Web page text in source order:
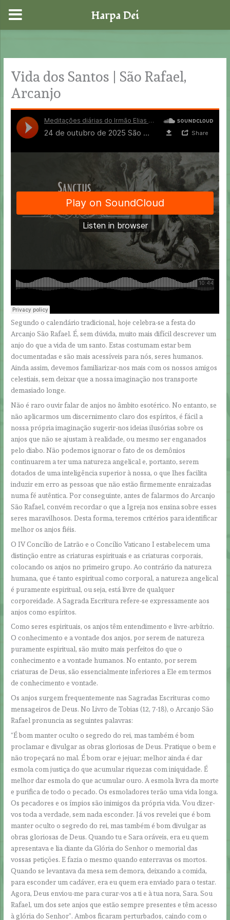
content
Vida dos Santos | São Rafael,
Arcanjo
Segundo o calendário tradicional, hoje celebra-se a festa do
Arcanjo São Rafael. É, sem dúvida, muito mais difícil descrever um
anjo do que a vida de um santo. Estas costumam estar bem
documentadas e são mais acessíveis para nós, seres humanos.
Ainda assim, devemos familiarizar-nos mais com os nossos amigos
celestiais, sem deixar que a nossa imaginação nos transporte
demasiado longe.
Não é raro ouvir falar de anjos no âmbito esotérico. No entanto, se
não aplicarmos um discernimento claro dos espíritos, é fácil a
nossa própria imaginação sugerir-nos ideias ilusórias sobre os
anjos que não se ajustam à realidade, ou mesmo ser enganados
pelo diabo. Não podemos ignorar o fato de os demônios
continuarem a ter uma natureza angelical e, portanto, serem
dotados de uma inteligência superior à nossa, o que lhes facilita
induzir em erro as pessoas que não estão firmemente enraizadas
numa fé autêntica. Por conseguinte, antes de falarmos do Arcanjo
São Rafael, convém recordar o que a Igreja nos ensina sobre esses
seres maravilhosos. Desta forma, teremos critérios para identificar
melhor os anjos fiéis.
O IV Concílio de Latrão e o Concílio Vaticano I estabelecem uma
distinção entre as criaturas espirituais e as criaturas corporais,
colocando os anjos no primeiro grupo. Ao contrário da natureza
humana, que é tanto espiritual como corporal, a natureza angelical
é puramente espiritual, ou seja, está livre de qualquer
corporeidade. A Sagrada Escritura refere-se expressamente aos
anjos como espíritos.
Como seres espirituais, os anjos têm entendimento e livre-arbítrio.
O conhecimento e a vontade dos anjos, por serem de natureza
puramente espiritual, são muito mais perfeitos do que o
conhecimento e a vontade humanos. No entanto, por serem
criaturas de Deus, são essencialmente inferiores a Ele em termos
de conhecimento e vontade.
Os anjos surgem frequentemente nas Sagradas Escrituras como
mensageiros de Deus. No Livro de Tobias (12, 7-18), o Arcanjo São
Rafael pronuncia as seguintes palavras:
“É bom manter oculto o segredo do rei, mas também é bom
proclamar e divulgar as obras gloriosas de Deus. Pratique o bem e
não tropeçará no mal. É bom orar e jejuar; melhor ainda é dar
esmola com justiça do que acumular riquezas com iniquidade. É
melhor dar esmola do que acumular ouro. A esmola livra da morte
e purifica de todo o pecado. Os esmoladores terão uma vida longa.
Os pecadores e os ímpios são inimigos da própria vida. Vou dizer-
vos toda a verdade, sem nada esconder. Já vos revelei que é bom
manter oculto o segredo do rei, mas também é bom divulgar as
obras gloriosas de Deus. Quando tu e Sara oráveis, era eu quem
apresentava e lia diante da Glória do Senhor o memorial das
vossas petições. E fazia o mesmo quando enterravas os mortos.
Quando se levantava da mesa sem demora, deixando a comida,
para esconder um cadáver, era eu quem era enviado para o testar.
Agora, Deus enviou-me para curar-vos a ti e à tua nora, Sara. Sou
Rafael, um dos sete anjos que estão sempre presentes e têm acesso
à glória do Senhor”. Ambos ficaram perturbados, caindo com o
Harpa Dei